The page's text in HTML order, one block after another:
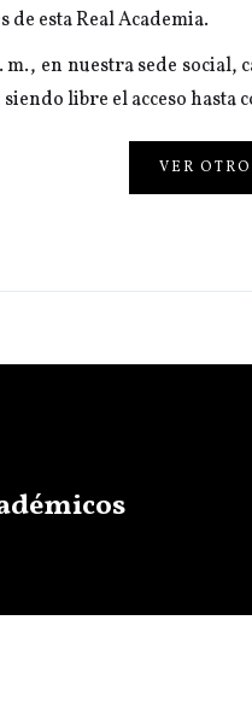
esta Real Academia.
en nuestra sede social,
siendo libre el acceso hasta
VER